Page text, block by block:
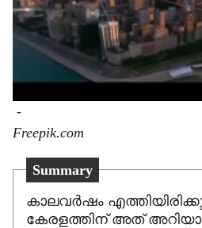
-
Freepik.com
Summary
കാലവർഷം
കേരളത്തിന് അത്